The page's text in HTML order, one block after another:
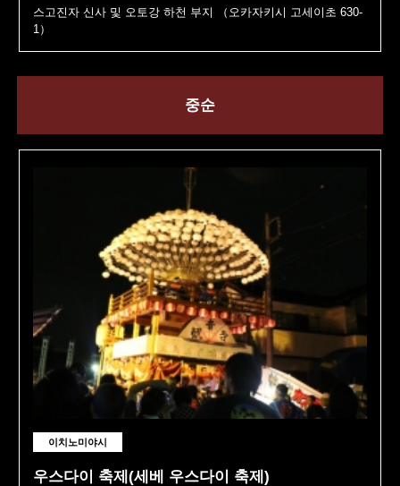
스고진자 신사 및 오토강 하천 부지 （오카자키시 고세이초 630-
1）
중순
이치노미야시
우스다이 축제(세베 우스다이 축제)